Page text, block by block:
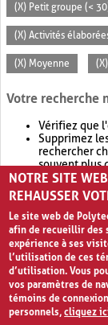
(X) Petit groupe (<
(X) Activités
(X) Moyenne
Votre recherche
Vérifiez que
Supprimez
rechercher
souvent plus
Envisagez
retournera
NOTRE SITE
REHAUSSER
Le site web de
afin de recueillir des
expérience à ses
l’utilisation de ces
d’utilisation. Vous
vos paramètres de
témoins de
personnels,cliquez